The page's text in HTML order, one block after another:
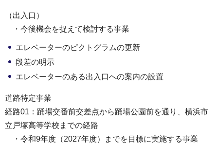
（出入口）
・今後機会を捉えて検討する事業
エレベーターのピクトグラムの更新
段差の明示
エレベーターのある出入口への案内の設置
道路特定事業
経路01：踊場交番前交差点から踊場公園前を通り、横浜市
立戸塚高等学校までの経路
・令和9年度（2027年度）までを目標に実施する事業